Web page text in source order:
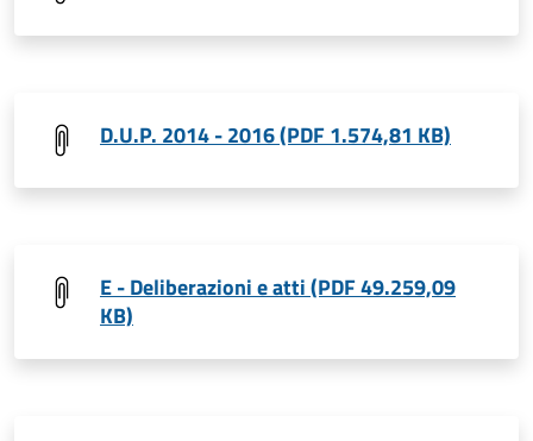
D.U.P. 2014 - 2016 (PDF 1.574,81 KB)
E - Deliberazioni e atti (PDF 49.259,09
KB)